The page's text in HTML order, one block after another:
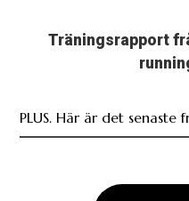
Träningsrapport
PLUS. Här är det